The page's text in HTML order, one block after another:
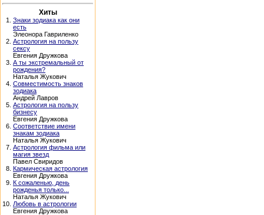
Хиты
1. Знаки зодиака как они
есть
Элеонора Гавриленко
2. Астрология на пользу
сексу
Евгения Дружкова
3. А ты экстремальный от
рождения?
Наталья Жукович
4. Совместимость знаков
зодиака
Андрей Лавров
5. Астрология на пользу
бизнесу
Евгения Дружкова
6. Соответствие имени
знакам зодиака
Наталья Жукович
7. Астрология фильма или
магия звезд
Павел Свиридов
8. Кармическая астрология
Евгения Дружкова
9. К сожаленью, день
рожденья только...
Наталья Жукович
10. Любовь в астрологии
Евгения Дружкова